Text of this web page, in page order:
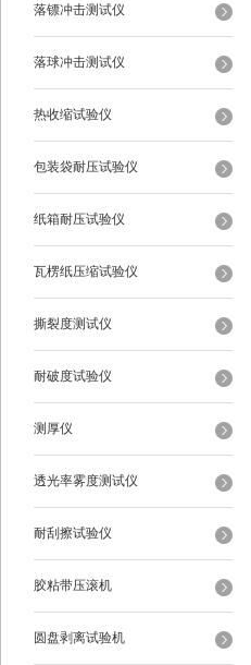
落镖冲击测试仪
落球冲击测试仪
热收缩试验仪
包装袋耐压试验仪
纸箱耐压试验仪
瓦楞纸压缩试验仪
撕裂度测试仪
耐破度试验仪
测厚仪
透光率雾度测试仪
耐刮擦试验仪
胶粘带压滚机
圆盘剥离试验机